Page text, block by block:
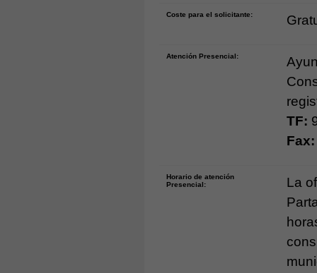
Coste para el solicitante:
Atención Presencial:
TF:
Fax:
Horario de atención
Presencial:
La